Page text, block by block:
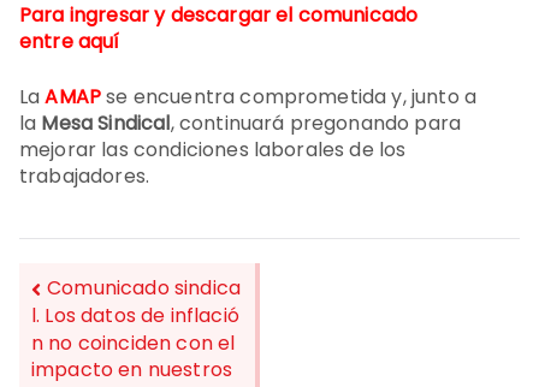
Para ingresar y descargar el comunicado
entreaquí
LaAMAPse encuentra comprometida y, junto a
la Mesa Sindical, continuará pregonando para
mejorar las condiciones laborales de los
trabajadores.
NAVEGACIÓN
Comunicado sindica
l. Los datos de inflació
n no coinciden con el
impacto en nuestros